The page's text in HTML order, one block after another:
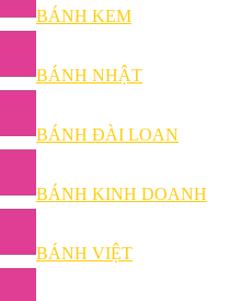
BÁNH KEM
BÁNH NHẬT
BÁNH ĐÀI LOAN
BÁNH KINH DOANH
BÁNH VIỆT